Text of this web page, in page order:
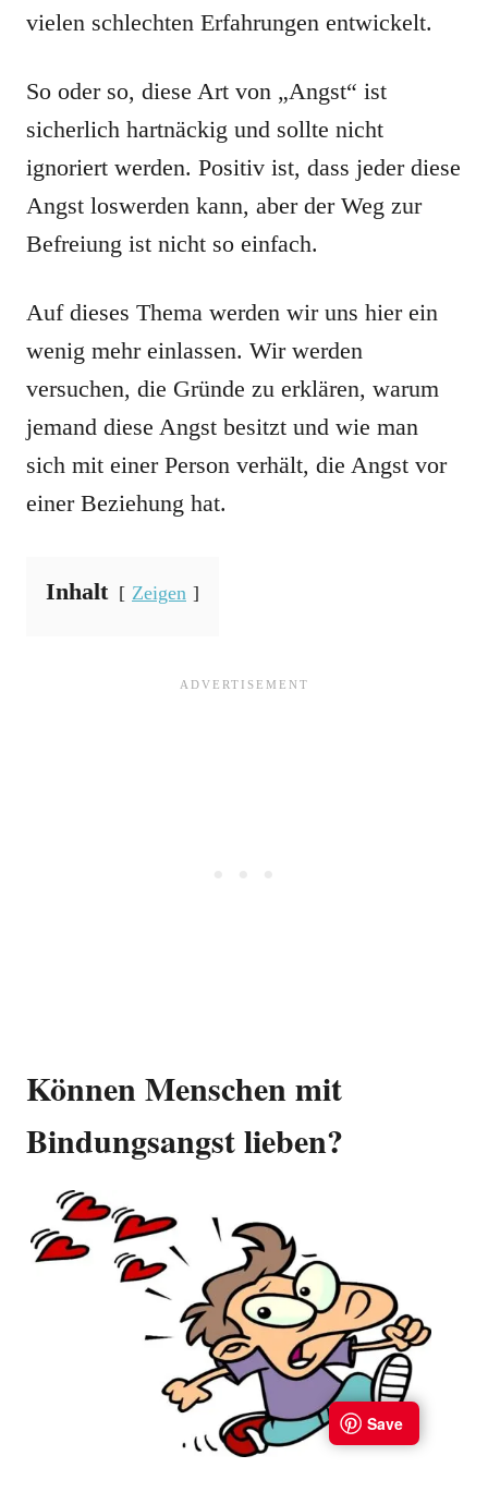
vielen schlechten Erfahrungen entwickelt.
So oder so, diese Art von „Angst“ ist
sicherlich hartnäckig und sollte nicht
ignoriert werden. Positiv ist, dass jeder diese
Angst loswerden kann, aber der Weg zur
Befreiung ist nicht so einfach.
Auf dieses Thema werden wir uns hier ein
wenig mehr einlassen. Wir werden
versuchen, die Gründe zu erklären, warum
jemand diese Angst besitzt und wie man
sich mit einer Person verhält, die Angst vor
einer Beziehung hat.
Inhalt Zeigen
Können Menschen mit
Bindungsangst lieben?